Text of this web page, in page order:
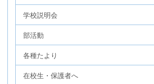
学校説明会
部活動
各種たより
在校生・保護者へ